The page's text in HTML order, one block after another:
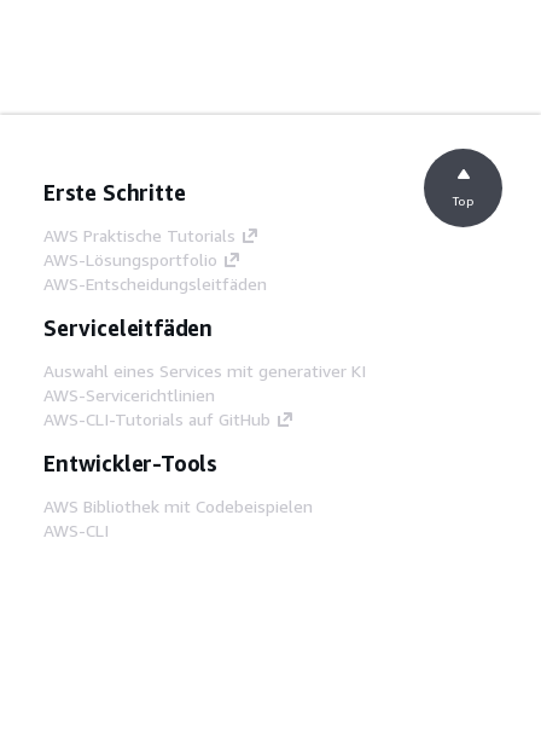
Erste Schritte
AWS Praktische Tutorials
AWS-Lösungsportfolio
AWS-Entscheidungsleitfäden
Serviceleitfäden
Auswahl eines Services mit generativer KI
AWS-Servicerichtlinien
AWS-CLI-Tutorials auf GitHub
Entwickler-Tools
AWS Bibliothek mit Codebeispielen
AWS-CLI
Top